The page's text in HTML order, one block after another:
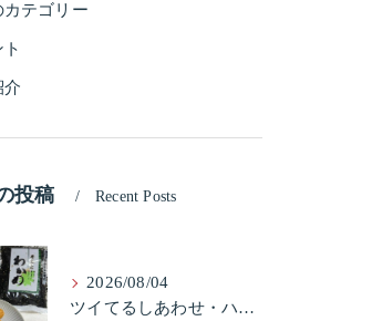
カテゴリー
介
投稿 Recent Posts
2026/08/04
ツイてるしあわせ・ハッピーターンと柿の種とそふとわかめふりかけとタコふりかけ・ハッピーコラボレーション